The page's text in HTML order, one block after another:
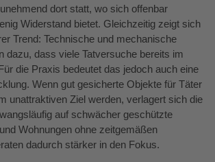
dort statt, wo sich offenbar
Widerstand bietet. Gleichzeitig zeigt sich
Trend: Technische und mechanische
dazu, dass viele Tatversuche bereits im
die Praxis bedeutet das jedoch auch eine
Wenn gut gesicherte Objekte für Täter
unattraktiven Ziel werden, verlagert sich die
auf schwächer geschützte
Wohnungen ohne zeitgemäßen
dadurch stärker in den Fokus.